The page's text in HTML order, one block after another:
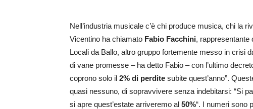
Nell’industria musicale c’è chi produce musica, chi la
Vicentino ha chiamato Fabio Facchini, rappresentante
Locali da Ballo, altro gruppo fortemente messo in crisi
di vane promesse – ha detto Fabio – con l’ultimo
coprono solo il 2% di perdite subite quest’anno”.
quasi nessuno, di sopravvivere senza indebitarsi: “Si
si apre quest’estate arriveremo al 50%“. I numeri sono